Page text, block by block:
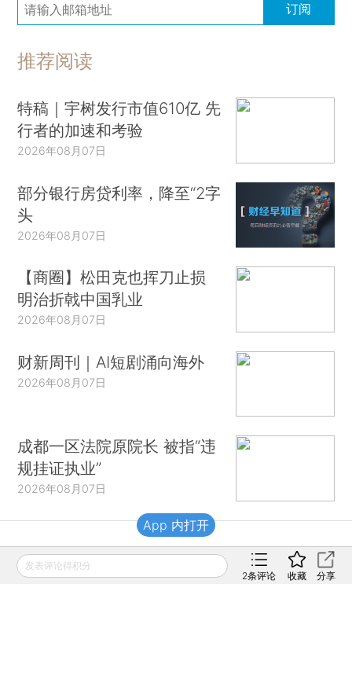
订阅
推荐阅读
特稿｜宇树发行市值610亿 先
行者的加速和考验
2026年08月07日
部分银行房贷利率，降至“2字
头
2026年08月07日
【商圈】松田克也挥刀止损
明治折戟中国乳业
2026年08月07日
财新周刊｜AI短剧涌向海外
2026年08月07日
成都一区法院原院长 被指“违
规挂证执业”
2026年08月07日
财新移动
发表评论得积分
2条评论 收藏 分享
App 内打开